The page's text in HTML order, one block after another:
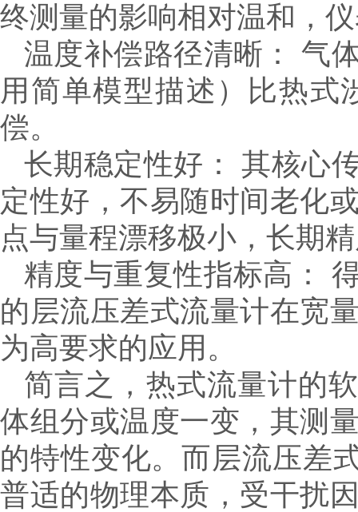
终测量的影响相对温和，
温度补偿路径清晰： 气
用简单模型描述）比热式
偿。
长期稳定性好： 其核心
定性好，不易随时间老化
点与量程漂移极小，长期
精度与重复性指标高：
的层流压差式流量计在宽
为高要求的应用。
简言之，热式流量计的
体组分或温度一变，其测
的特性变化。而层流压差
普适的物理本质，受干扰